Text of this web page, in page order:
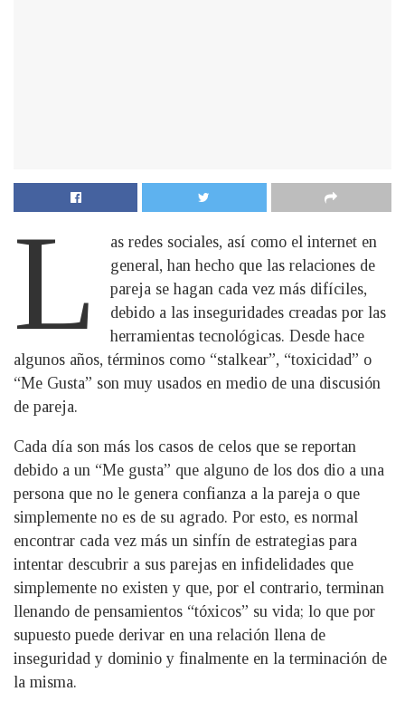
L
as redes sociales, así como el internet en
general, han hecho que las relaciones de
pareja se hagan cada vez más difíciles,
debido a las inseguridades creadas por las
herramientas tecnológicas. Desde hace
algunos años, términos como “stalkear”, “toxicidad” o
“Me Gusta” son muy usados en medio de una discusión
de pareja.
Cada día son más los casos de celos que se reportan
debido a un “Me gusta” que alguno de los dos dio a una
persona que no le genera confianza a la pareja o que
simplemente no es de su agrado. Por esto, es normal
encontrar cada vez más un sinfín de estrategias para
intentar descubrir a sus parejas en infidelidades que
simplemente no existen y que, por el contrario, terminan
llenando de pensamientos “tóxicos” su vida; lo que por
supuesto puede derivar en una relación llena de
inseguridad y dominio y finalmente en la terminación de
la misma.